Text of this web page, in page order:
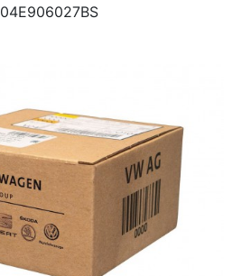
04E906027BS